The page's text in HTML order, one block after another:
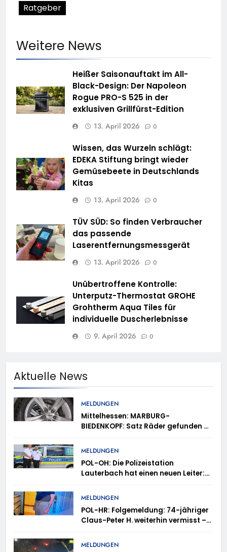
Ratgeber
Weitere News
Heißer Saisonauftakt im All-
Black-Design: Der Napoleon
Rogue PRO-S 525 in der
exklusiven Grillfürst-Edition
13. April 2026 0
Wissen, das Wurzeln schlägt:
EDEKA Stiftung bringt wieder
Gemüsebeete in Deutschlands
Kitas
13. April 2026 0
TÜV SÜD: So finden Verbraucher
das passende
Laserentfernungsmessgerät
13. April 2026 0
Unübertroffene Kontrolle:
Unterputz-Thermostat GROHE
Grohtherm Aqua Tiles für
individuelle Duscherlebnisse
9. April 2026 0
Aktuelle News
MELDUNGEN
Mittelhessen: MARBURG-
BIEDENKOPF: Satz Räder gefunden –
MELDUNGEN
POL-OH: Die Polizeistation
Lauterbach hat einen neuen Leiter:
MELDUNGEN
POL-HR: Folgemeldung: 74-jähriger
Claus-Peter H. weiterhin vermisst –
MELDUNGEN